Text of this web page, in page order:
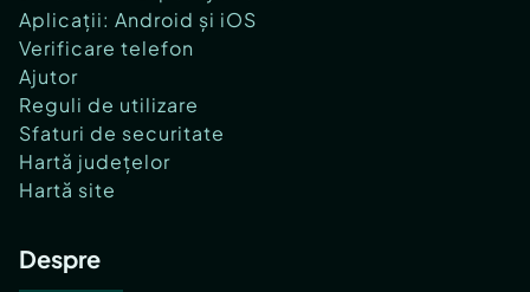
Aplicații: Android și iOS
Verificare telefon
Ajutor
Reguli de utilizare
Sfaturi de securitate
Hartă județelor
Hartă site
Despre